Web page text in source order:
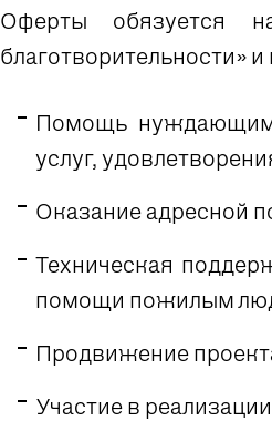
Оферты обязуется
благотворительности»
Помощь
услуг,
Оказание адресной
Техническая
помощи пожилым
Продвижение
Участие в